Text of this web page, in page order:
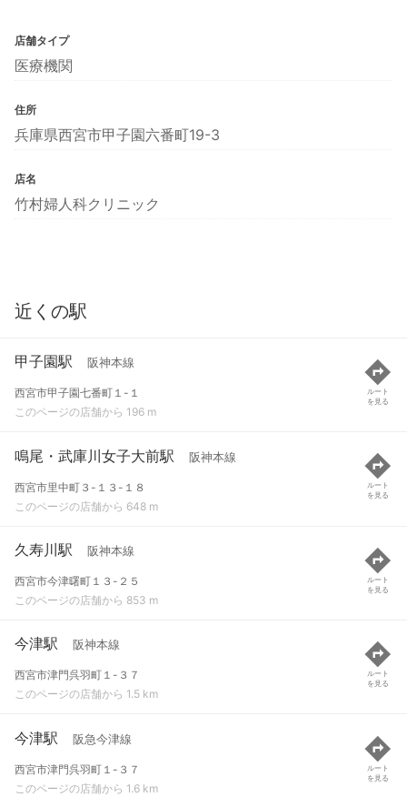
店舗タイプ
医療機関
住所
兵庫県西宮市甲子園六番町19-3
店名
竹村婦人科クリニック
近くの駅
甲子園駅 阪神本線
西宮市甲子園七番町１-１
このページの店舗から 196 m
ルート
を見る
鳴尾・武庫川女子大前駅 阪神本線
西宮市里中町３-１３-１８
このページの店舗から 648 m
ルート
を見る
久寿川駅 阪神本線
西宮市今津曙町１３-２５
このページの店舗から 853 m
ルート
を見る
今津駅 阪神本線
西宮市津門呉羽町１-３７
このページの店舗から 1.5 km
ルート
を見る
今津駅 阪急今津線
西宮市津門呉羽町１-３７
このページの店舗から 1.6 km
ルート
を見る